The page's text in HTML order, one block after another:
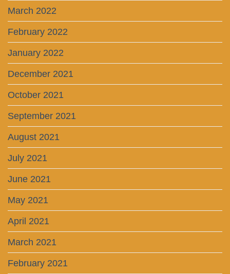
March 2022
February 2022
January 2022
December 2021
October 2021
September 2021
August 2021
July 2021
June 2021
May 2021
April 2021
March 2021
February 2021